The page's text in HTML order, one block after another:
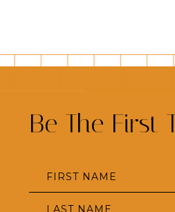
Be The First
FieldFIRST NAME
LAST NAME